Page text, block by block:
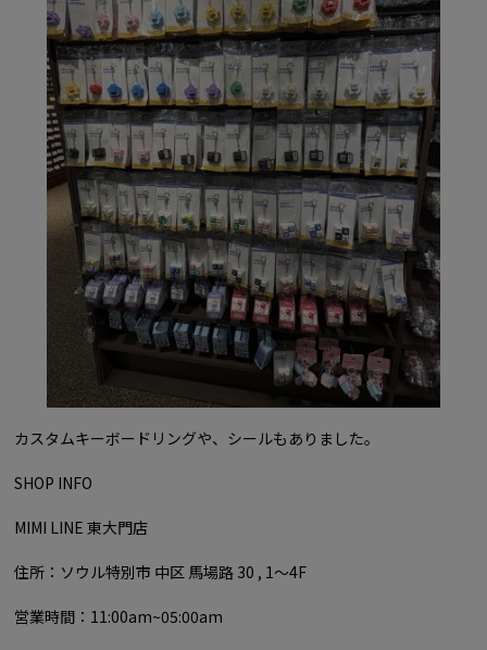
カスタムキーボードリングや、シールもありました。
SHOP INFO
MIMI LINE 東大門店
住所：ソウル特別市 中区 馬場路 30 , 1～4F
営業時間：11:00am~05:00am